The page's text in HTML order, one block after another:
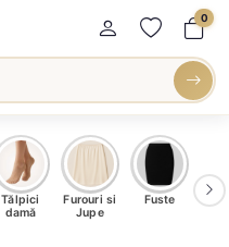
0
Tălpici
damă
Furouri si
Jupe
Fuste